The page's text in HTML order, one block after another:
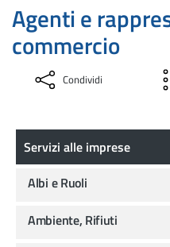
Agenti e
commercio
Condividi
Servizi alle imprese
Servizi alle imprese
Albi e Ruoli
Ambiente, Rifiuti